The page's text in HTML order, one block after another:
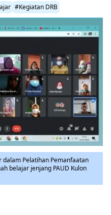
#Kegiatan DRB
Pelatihan Pemanfaatan
belajar jenjang PAUD Kulon